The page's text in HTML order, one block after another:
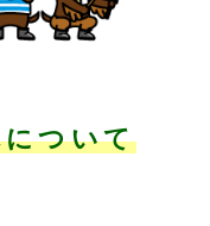
について